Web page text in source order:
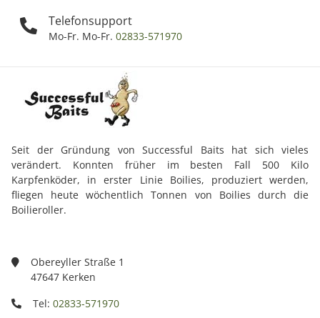
Telefonsupport
Mo-Fr. Mo-Fr. 02833-571970
Seit der Gründung von Successful Baits hat sich vieles
verändert. Konnten früher im besten Fall 500 Kilo
Karpfenköder, in erster Linie Boilies, produziert werden,
fliegen heute wöchentlich Tonnen von Boilies durch die
Boilieroller.
Obereyller Straße 1
47647 Kerken
Tel: 02833-571970